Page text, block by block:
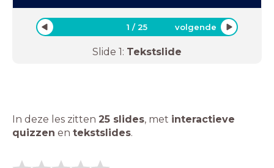
1 /25 volgende
Slide 1: Tekstslide
In deze les zitten 25 slides, met interactieve
quizzen en tekstslides.